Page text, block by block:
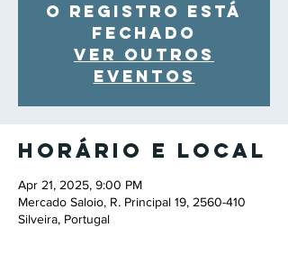
O registro está
fechado
Ver outros
eventos
Horário e local
Apr 21, 2025, 9:00 PM
Mercado Saloio, R. Principal 19, 2560-410
Silveira, Portugal